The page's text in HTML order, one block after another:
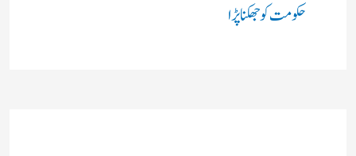
حکومت کو جھکنا پڑا